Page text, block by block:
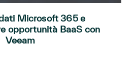
Microsoft 365 e
opportunità BaaS con
Veeam